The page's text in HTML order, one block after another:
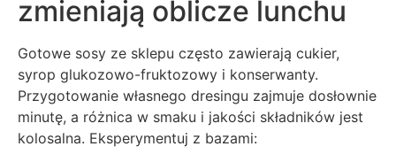
zmieniają oblicze lunchu
Gotowe sosy ze sklepu często zawierają cukier,
syrop glukozowo-fruktozowy i konserwanty.
Przygotowanie własnego dresingu zajmuje dosłownie
minutę, a różnica w smaku i jakości składników jest
kolosalna. Eksperymentuj z bazami: